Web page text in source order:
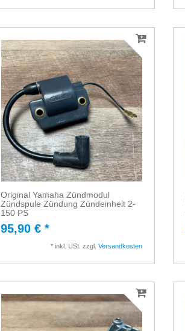
Original Yamaha Zündmodul
Zündspule Zündung Zündeinheit 2-
150 PS
95,90 € *
*inkl. USt. zzgl.Versandkosten